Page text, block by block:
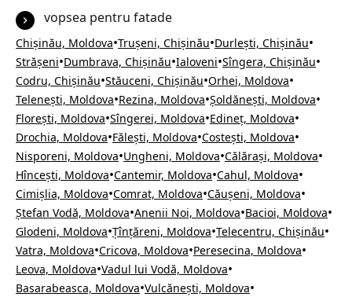
vopsea pentru fatade
Chișinău, Moldova•Trușeni, Chișinău•Durlești, Chișinău•
Strășeni•Dumbrava, Chișinău•Ialoveni•Sîngera, Chișinău•
Codru, Chișinău•Stăuceni, Chișinău•Orhei, Moldova•
Telenești, Moldova•Rezina, Moldova•Șoldănești, Moldova•
Florești, Moldova•Sîngerei, Moldova•Edineț, Moldova•
Drochia, Moldova•Fălești, Moldova•Costești, Moldova•
Nisporeni, Moldova•Ungheni, Moldova•Călărași, Moldova•
Hîncești, Moldova•Cantemir, Moldova•Cahul, Moldova•
Cimișlia, Moldova•Comrat, Moldova•Căușeni, Moldova•
Ștefan Vodă, Moldova•Anenii Noi, Moldova•Bacioi, Moldova•
Glodeni, Moldova•Țînțăreni, Moldova•Telecentru, Chișinău•
Vatra, Moldova•Cricova, Moldova•Peresecina, Moldova•
Leova, Moldova•Vadul lui Vodă, Moldova•
Basarabeasca, Moldova•Vulcănești, Moldova•